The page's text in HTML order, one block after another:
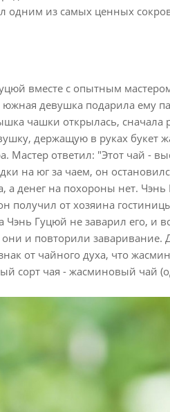
одним из самых ценных
вместе с опытным
девушка подарила ему
чашки открылась,
держащую в руках букет
Мастер ответил: "Этот чай -
на юг за чаем, он
а денег на похороны нет.
получил от хозяина
Чэнь Гуцюй не заварил его, и
и повторили
от чайного духа, что
сорт чая - жасминовый чай